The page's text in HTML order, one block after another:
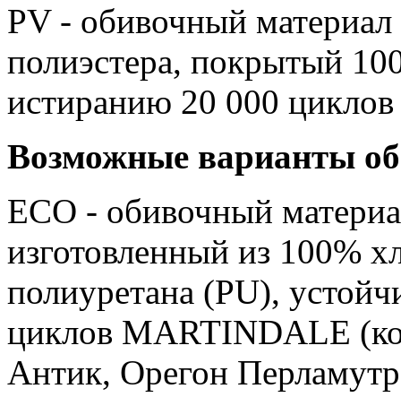
PV - обивочный
полиэстера, покрытый
истиранию 20 000
Возможные варианты
ЕСО - обивочный
изготовленный из 100%
полиуретанa (PU),
циклов MARTINDALE
Антик, Орегон